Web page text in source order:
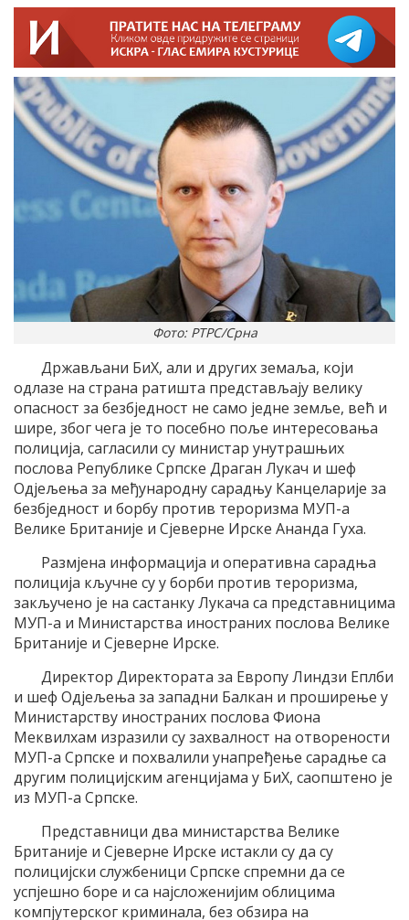
Фото: РТРС/Срна
Држављани БиХ, али и других земаља, који
одлазе на страна ратишта представљају велику
опасност за безбједност не само једне земље, већ и
шире, због чега је то посебно поље интересовања
полиција, сагласили су министар унутрашњих
послова Републике Српске Драган Лукач и шеф
Одјељења за међународну сарадњу Канцеларије за
безбједност и борбу против тероризма МУП-а
Велике Британије и Сјеверне Ирске Ананда Гуха.
Размјена информација и оперативна сарадња
полиција кључне су у борби против тероризма,
закључено је на састанку Лукача са представницима
МУП-а и Министарства иностраних послова Велике
Британије и Сјеверне Ирске.
Директор Директората за Европу Линдзи Еплби
и шеф Одјељења за западни Балкан и проширење у
Министарству иностраних послова Фиона
Меквилхам изразили су захвалност на отворености
МУП-а Српске и похвалили унапређење сарадње са
другим полицијским агенцијама у БиХ, саопштено је
из МУП-а Српске.
Представници два министарства Велике
Британије и Сјеверне Ирске истакли су да су
полицијски службеници Српске спремни да се
успјешно боре и са најсложенијим облицима
компјутерског криминала, без обзира на